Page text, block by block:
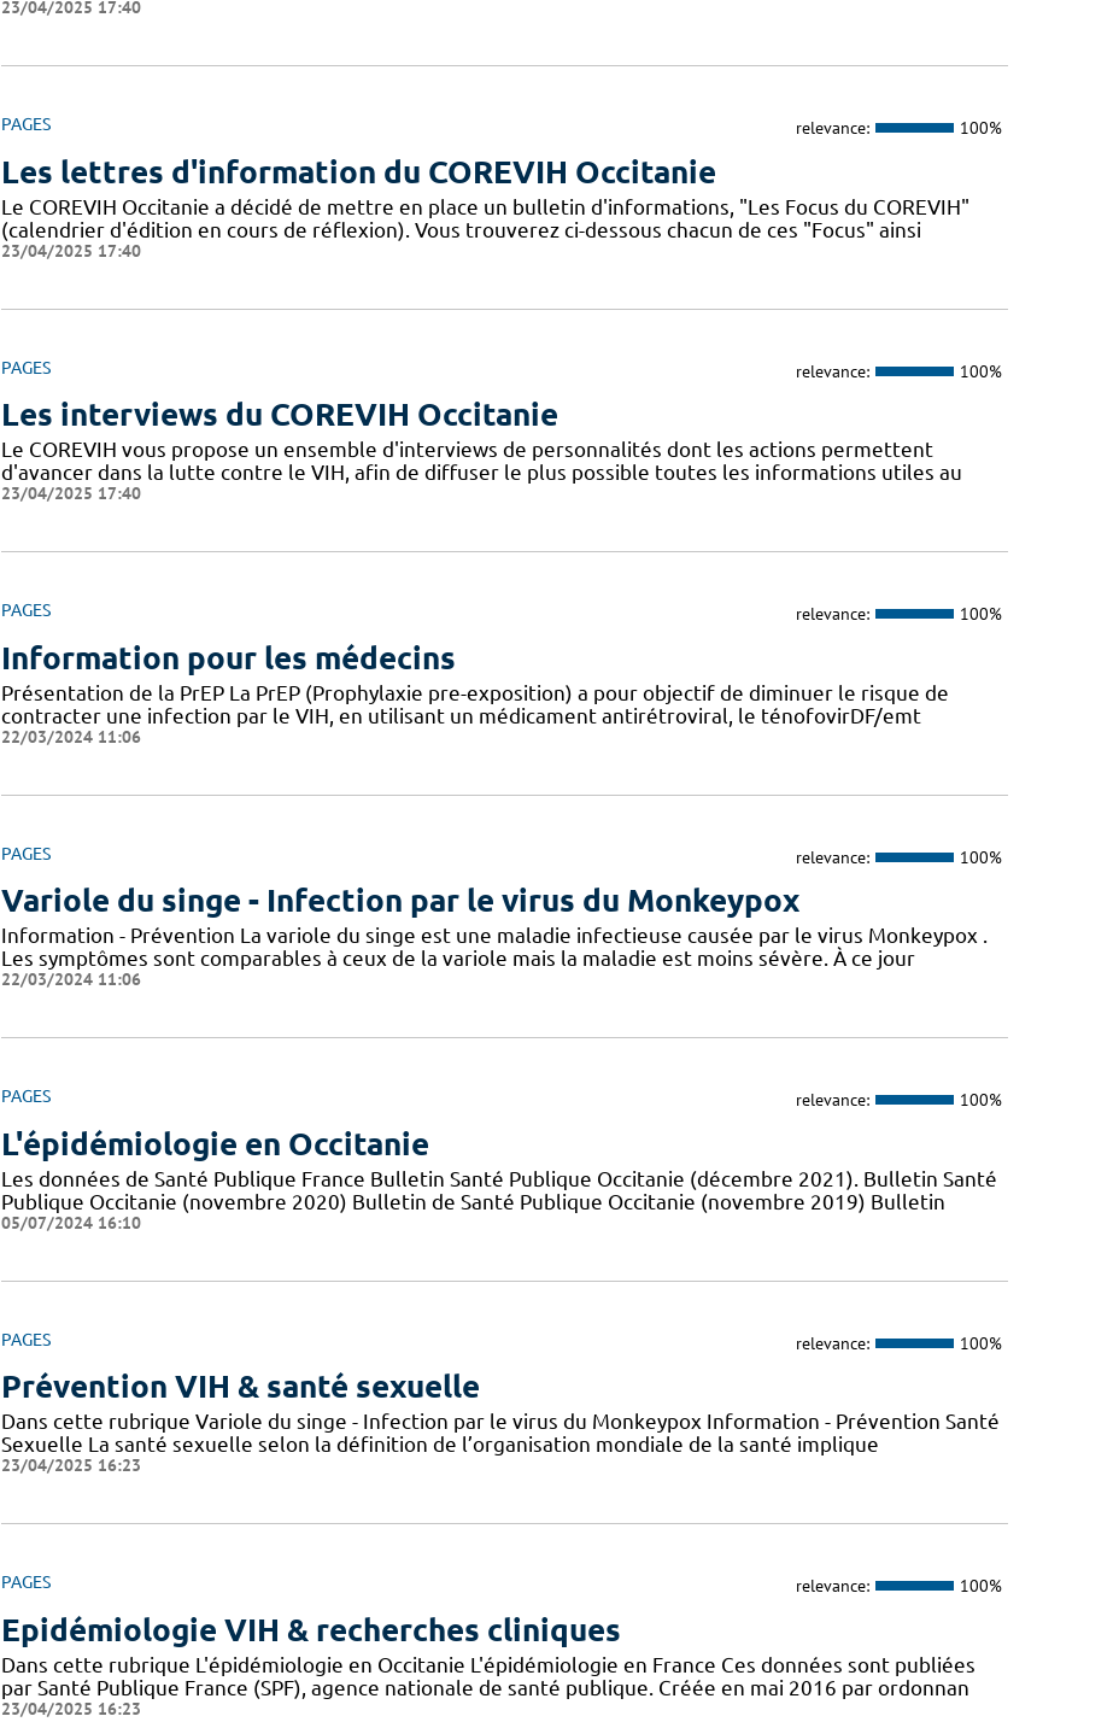
23/04/2025 17:40
PAGES relevance: 100%
Les lettres d'information du COREVIH Occitanie
Le COREVIH Occitanie a décidé de mettre en place un bulletin d'informations, "Les Focus du COREVIH"
(calendrier d'édition en cours de réflexion). Vous trouverez ci-dessous chacun de ces "Focus" ainsi
23/04/2025 17:40
PAGES relevance: 100%
Les interviews du COREVIH Occitanie
Le COREVIH vous propose un ensemble d'interviews de personnalités dont les actions permettent
d'avancer dans la lutte contre le VIH, afin de diffuser le plus possible toutes les informations utiles au
23/04/2025 17:40
PAGES relevance: 100%
Information pour les médecins
Présentation de la PrEP La PrEP (Prophylaxie pre-exposition) a pour objectif de diminuer le risque de
contracter une infection par le VIH, en utilisant un médicament antirétroviral, le ténofovirDF/emt
22/03/2024 11:06
PAGES relevance: 100%
Variole du singe - Infection par le virus du Monkeypox
Information - Prévention La variole du singe est une maladie infectieuse causée par le virus Monkeypox .
Les symptômes sont comparables à ceux de la variole mais la maladie est moins sévère. À ce jour
22/03/2024 11:06
PAGES relevance: 100%
L'épidémiologie en Occitanie
Les données de Santé Publique France Bulletin Santé Publique Occitanie (décembre 2021). Bulletin Santé
Publique Occitanie (novembre 2020) Bulletin de Santé Publique Occitanie (novembre 2019) Bulletin
05/07/2024 16:10
PAGES relevance: 100%
Prévention VIH & santé sexuelle
Dans cette rubrique Variole du singe - Infection par le virus du Monkeypox Information - Prévention Santé
Sexuelle La santé sexuelle selon la définition de l’organisation mondiale de la santé implique
23/04/2025 16:23
PAGES relevance: 100%
Epidémiologie VIH & recherches cliniques
Dans cette rubrique L'épidémiologie en Occitanie L'épidémiologie en France Ces données sont publiées
par Santé Publique France (SPF), agence nationale de santé publique. Créée en mai 2016 par ordonnan
23/04/2025 16:23